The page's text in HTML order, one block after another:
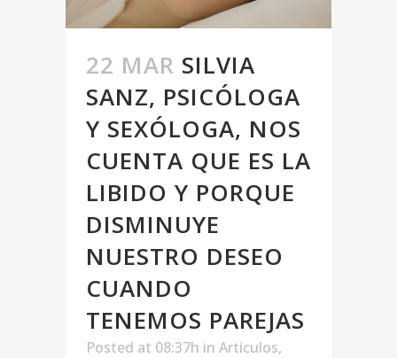
22 MAR SILVIA
SANZ, PSICÓLOGA
Y SEXÓLOGA, NOS
CUENTA QUE ES LA
LIBIDO Y PORQUE
DISMINUYE
NUESTRO DESEO
CUANDO
TENEMOS PAREJAS
Posted at 08:37h in Artículos,